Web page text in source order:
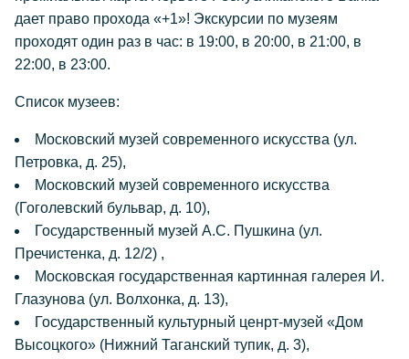
дает право прохода «+1»! Экскурсии по музеям
проходят один раз в час: в 19:00, в 20:00, в 21:00, в
22:00, в 23:00.
Список музеев:
Московский музей современного искусства (ул.
Петровка, д. 25),
Московский музей современного искусства
(Гоголевский бульвар, д. 10),
Государственный музей А.С. Пушкина (ул.
Пречистенка, д. 12/2) ,
Московская государственная картинная галерея И.
Глазунова (ул. Волхонка, д. 13),
Государственный культурный ценрт-музей «Дом
Высоцкого» (Нижний Таганский тупик, д. 3),